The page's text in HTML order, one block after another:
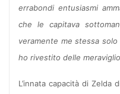
errabondi entusiasmi
che le capitava
veramente me stessa solo
ho rivestito delle
L’innata capacità di